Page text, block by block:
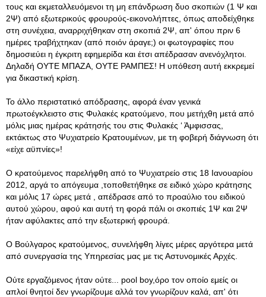
τους και εκμεταλλευόμενοι τη μη επάνδρωση δυο σκοπιών (1 Ψ και
2Ψ) από εξωτερικούς φρουρούς-εικονολήπτες, όπως αποδείχθηκε
στη συνέχεια, αναρριχήθηκαν στη σκοπιά 2Ψ, απ' όπου πριν 6
ημέρες τραβήχτηκαν (από ποιόν άραγε;) οι φωτογραφίες που
δημοσιεύει η έγκριτη εφημερίδα και έτσι απέδρασαν ανενόχλητοι.
Δηλαδή ΟΥΤΕ ΜΠΑΖΑ, ΟΥΤΕ ΡΑΜΠΕΣ! Η υπόθεση αυτή εκκρεμεί
για δικαστική κρίση.
Το άλλο περιστατικό απόδρασης, αφορά έναν γενικά
πρωτοέγκλειστο στις Φυλακές κρατούμενο, που μετήχθη μετά από
μόλις μιας ημέρας κράτησής του στις Φυλακές ‘ Άμφισσας,
εκτάκτως στο Ψυχιατρείο Κρατουμένων, με τη φοβερή διάγνωση ότι
«είχε αϋπνίες»!
Ο κρατούμενος παρελήφθη από το Ψυχιατρείο στις 18 Ιανουαρίου
2012, αργά το απόγευμα ,τοποθετήθηκε σε ειδικό χώρο κράτησης
και μόλις 17 ώρες μετά , απέδρασε από το προαύλιο του ειδικού
αυτού χώρου, αφού και αυτή τη φορά πάλι οι σκοπιές 1Ψ και 2Ψ
ήταν αφύλακτες από την εξωτερική φρουρά.
Ο Βούλγαρος κρατούμενος, συνελήφθη λίγες μέρες αργότερα μετά
από συνεργασία της Υπηρεσίας μας με τις Αστυνομικές Αρχές.
Ούτε εργαζόμενος ήταν ούτε... pool boy,όρο τον οποίο εμείς οι
απλοί θνητοί δεν γνωρίζουμε αλλά τον γνωρίζουν καλά, απ' ότι